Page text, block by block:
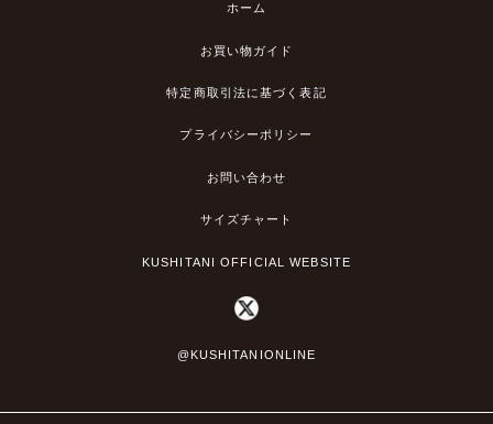
ホーム
お買い物ガイド
特定商取引法に基づく表記
プライバシーポリシー
お問い合わせ
サイズチャート
KUSHITANI OFFICIAL WEBSITE
@KUSHITANIONLINE